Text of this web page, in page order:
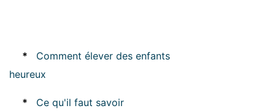
*
Comment élever des enfants
heureux
* Ce qu'il faut savoir